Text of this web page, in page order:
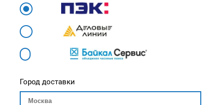
Город доставки